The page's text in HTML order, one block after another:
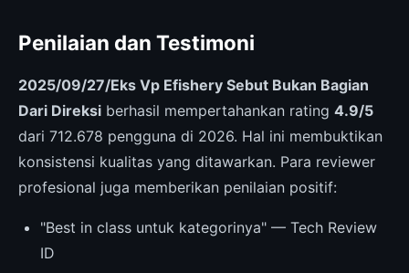
Penilaian dan Testimoni
2025/09/27/Eks Vp Efishery Sebut Bukan Bagian
Dari Direksi berhasil mempertahankan rating 4.9/5
dari 712.678 pengguna di 2026. Hal ini membuktikan
konsistensi kualitas yang ditawarkan. Para reviewer
profesional juga memberikan penilaian positif:
"Best in class untuk kategorinya" — Tech Review
ID